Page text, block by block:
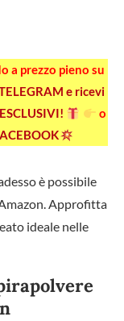
a prezzo pieno su
e ricevi
o
è possibile
Approfitta
ideale nelle